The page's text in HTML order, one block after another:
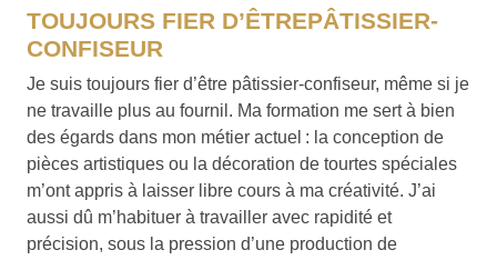
TOUJOURS FIER D’ÊTREPÂTISSIER-
CONFISEUR
Je suis toujours fier d’être pâtissier-confiseur, même si je
ne travaille plus au fournil. Ma formation me sert à bien
des égards dans mon métier actuel : la conception de
pièces artistiques ou la décoration de tourtes spéciales
m’ont appris à laisser libre cours à ma créativité. J’ai
aussi dû m’habituer à travailler avec rapidité et
précision, sous la pression d’une production de